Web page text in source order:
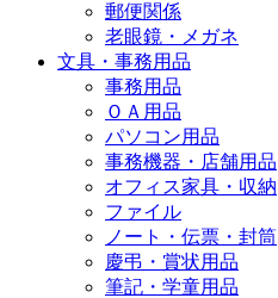
郵便関係
老眼鏡・メガネ
文具・事務用品
事務用品
ＯＡ用品
パソコン用品
事務機器・店舗用品
オフィス家具・収納
ファイル
ノート・伝票・封筒
慶弔・賞状用品
筆記・学童用品